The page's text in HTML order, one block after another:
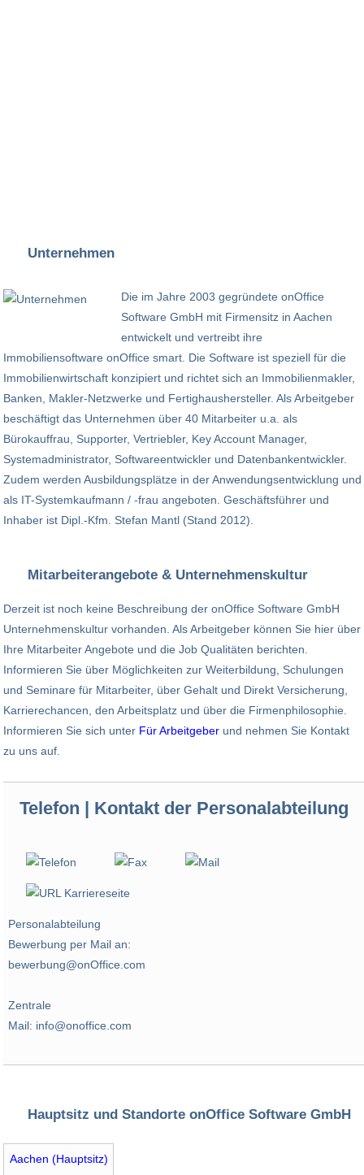
Unternehmen
Die im Jahre 2003 gegründete onOffice
Software GmbH mit Firmensitz in Aachen
entwickelt und vertreibt ihre
Immobiliensoftware onOffice smart. Die Software ist speziell für die
Immobilienwirtschaft konzipiert und richtet sich an Immobilienmakler,
Banken, Makler-Netzwerke und Fertighaushersteller. Als Arbeitgeber
beschäftigt das Unternehmen über 40 Mitarbeiter u.a. als
Bürokauffrau, Supporter, Vertriebler, Key Account Manager,
Systemadministrator, Softwareentwickler und Datenbankentwickler.
Zudem werden Ausbildungsplätze in der Anwendungsentwicklung und
als IT-Systemkaufmann / -frau angeboten. Geschäftsführer und
Inhaber ist Dipl.-Kfm. Stefan Mantl (Stand 2012).
Mitarbeiterangebote & Unternehmenskultur
Derzeit ist noch keine Beschreibung der onOffice Software GmbH
Unternehmenskultur vorhanden. Als Arbeitgeber können Sie hier über
Ihre Mitarbeiter Angebote und die Job Qualitäten berichten.
Informieren Sie über Möglichkeiten zur Weiterbildung, Schulungen
und Seminare für Mitarbeiter, über Gehalt und Direkt Versicherung,
Karrierechancen, den Arbeitsplatz und über die Firmenphilosophie.
Informieren Sie sich unter Für Arbeitgeber und nehmen Sie Kontakt
zu uns auf.
Telefon | Kontakt der Personalabteilung
Personalabteilung
Bewerbung per Mail an:
bewerbung@onOffice.com
Zentrale
Mail: info@onoffice.com
Hauptsitz und Standorte onOffice Software GmbH
Aachen (Hauptsitz)